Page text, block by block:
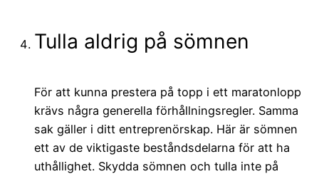
Tulla aldrig på sömnen
För att kunna prestera på topp i ett maratonlopp
krävs några generella förhållningsregler. Samma
sak gäller i ditt entreprenörskap. Här är sömnen
ett av de viktigaste beståndsdelarna för att ha
uthållighet. Skydda sömnen och tulla inte på